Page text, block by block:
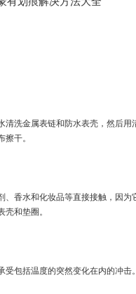
清洗金属表链和防水表壳，然后用
擦干。
、香水和化妆品等直接接触，因为
壳和垫圈。
受包括温度的突然变化在内的冲击。